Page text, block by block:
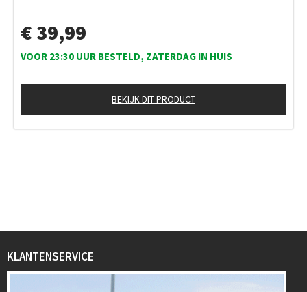
€ 39,99
VOOR 23:30 UUR BESTELD, ZATERDAG IN HUIS
BEKIJK DIT PRODUCT
KLANTENSERVICE